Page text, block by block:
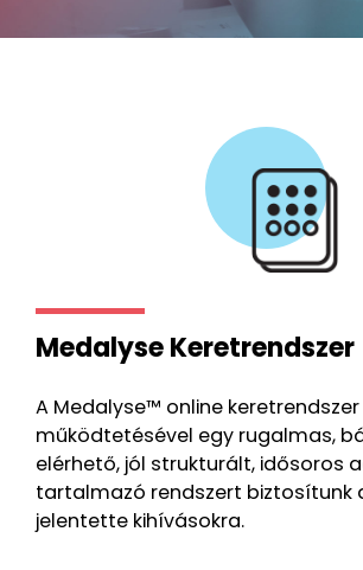
Medalyse Keretrendszer
A Medalyse™ online keretrendszer
működtetésével egy rugalmas,
elérhető, jól strukturált, idősoros
tartalmazó rendszert biztosítunk
jelentette kihívásokra.